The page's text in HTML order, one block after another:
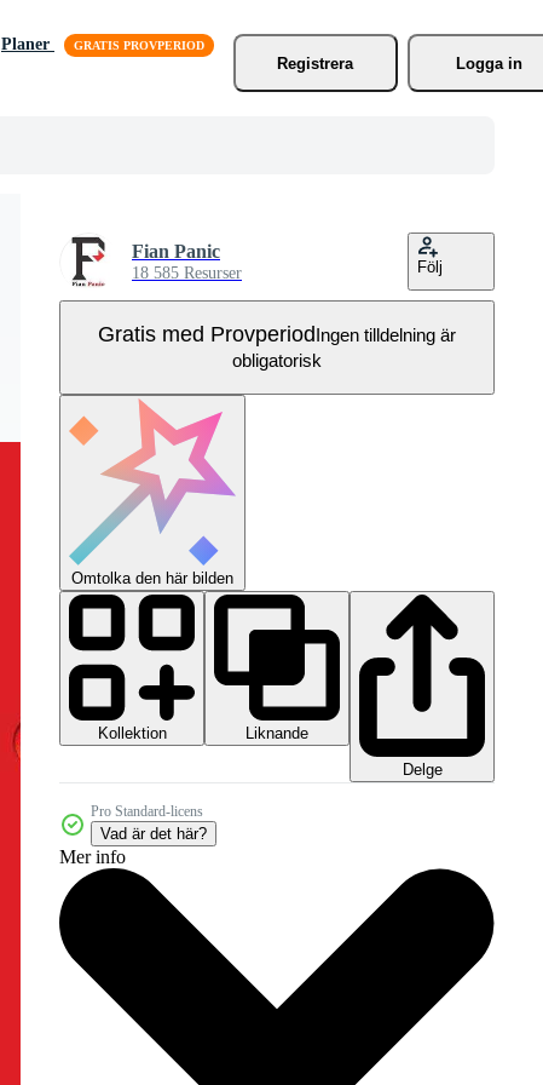
Planer
Registrera
Logga in
Fian Panic
18 585 Resurser Följ
Gratis med ProvperiodIngen tilldelning är
obligatorisk
Omtolka den här bilden
Kollektion
Liknande
Delge
Pro Standard-licens
Vad är det här?
Mer info